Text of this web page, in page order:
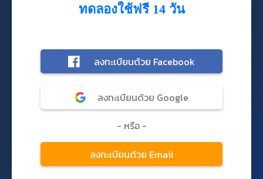
ทดลองใช้ฟรี 14 วัน